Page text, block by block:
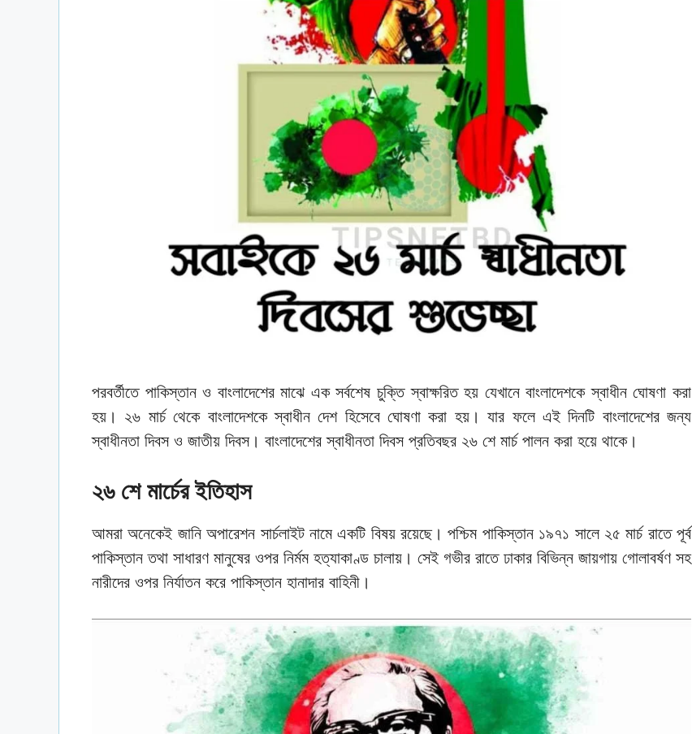
পরবর্তীতে পাকিস্তান ও বাংলাদেশের মাঝে এক সর্বশেষ চুক্তি স্বাক্ষরিত হয় যেখানে বাংলাদেশকে স্বাধীন ঘোষণা করা
হয়। ২৬ মার্চ থেকে বাংলাদেশকে স্বাধীন দেশ হিসেবে ঘোষণা করা হয়। যার ফলে এই দিনটি বাংলাদেশের জন্য
স্বাধীনতা দিবস ও জাতীয় দিবস। বাংলাদেশের স্বাধীনতা দিবস প্রতিবছর ২৬ শে মার্চ পালন করা হয়ে থাকে।
২৬ শে মার্চের ইতিহাস
আমরা অনেকেই জানি অপারেশন সার্চলাইট নামে একটি বিষয় রয়েছে। পশ্চিম পাকিস্তান ১৯৭১ সালে ২৫ মার্চ রাতে পূর্ব
পাকিস্তান তথা সাধারণ মানুষের ওপর নির্মম হত্যাকাণ্ড চালায়। সেই গভীর রাতে ঢাকার বিভিন্ন জায়গায় গোলাবর্ষণ সহ
নারীদের ওপর নির্যাতন করে পাকিস্তান হানাদার বাহিনী।